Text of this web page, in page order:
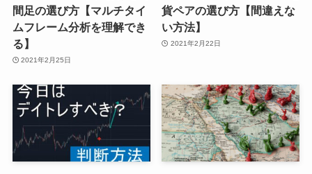
間足の選び方【マルチタイ
ムフレーム分析を理解でき
る】
2021年2月25日
貨ペアの選び方【間違えな
い方法】
2021年2月22日